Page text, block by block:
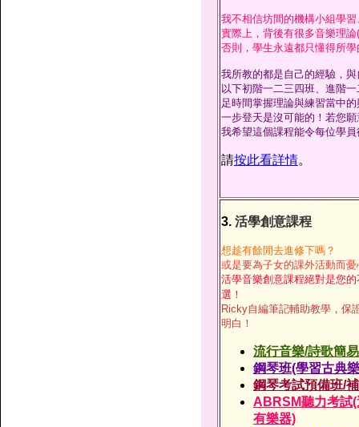
我不相信坊間的機構小組學
實際上，背後有很多音樂理
否則，學生永遠都只懂得所
我所教的都是自己的經驗，
以下初階一二三四班、進階
足時間掌握理論與練習當中
一步登天是沒可能的！若您
我希望這個課程能令每位學
請按此看詳情。
3. 活學創意課程
想趁有餘閒去進修下嗎？
或是要為子女的課外活動而憂
活學音樂創意課程絕對是您的
選！
Ricky自編筆記輔助教學，保
明白！
流行音樂/詩歌簡
鋼琴班(學習古典
鋼琴考試預備班/
ABRSM聽力考試
有樂器)